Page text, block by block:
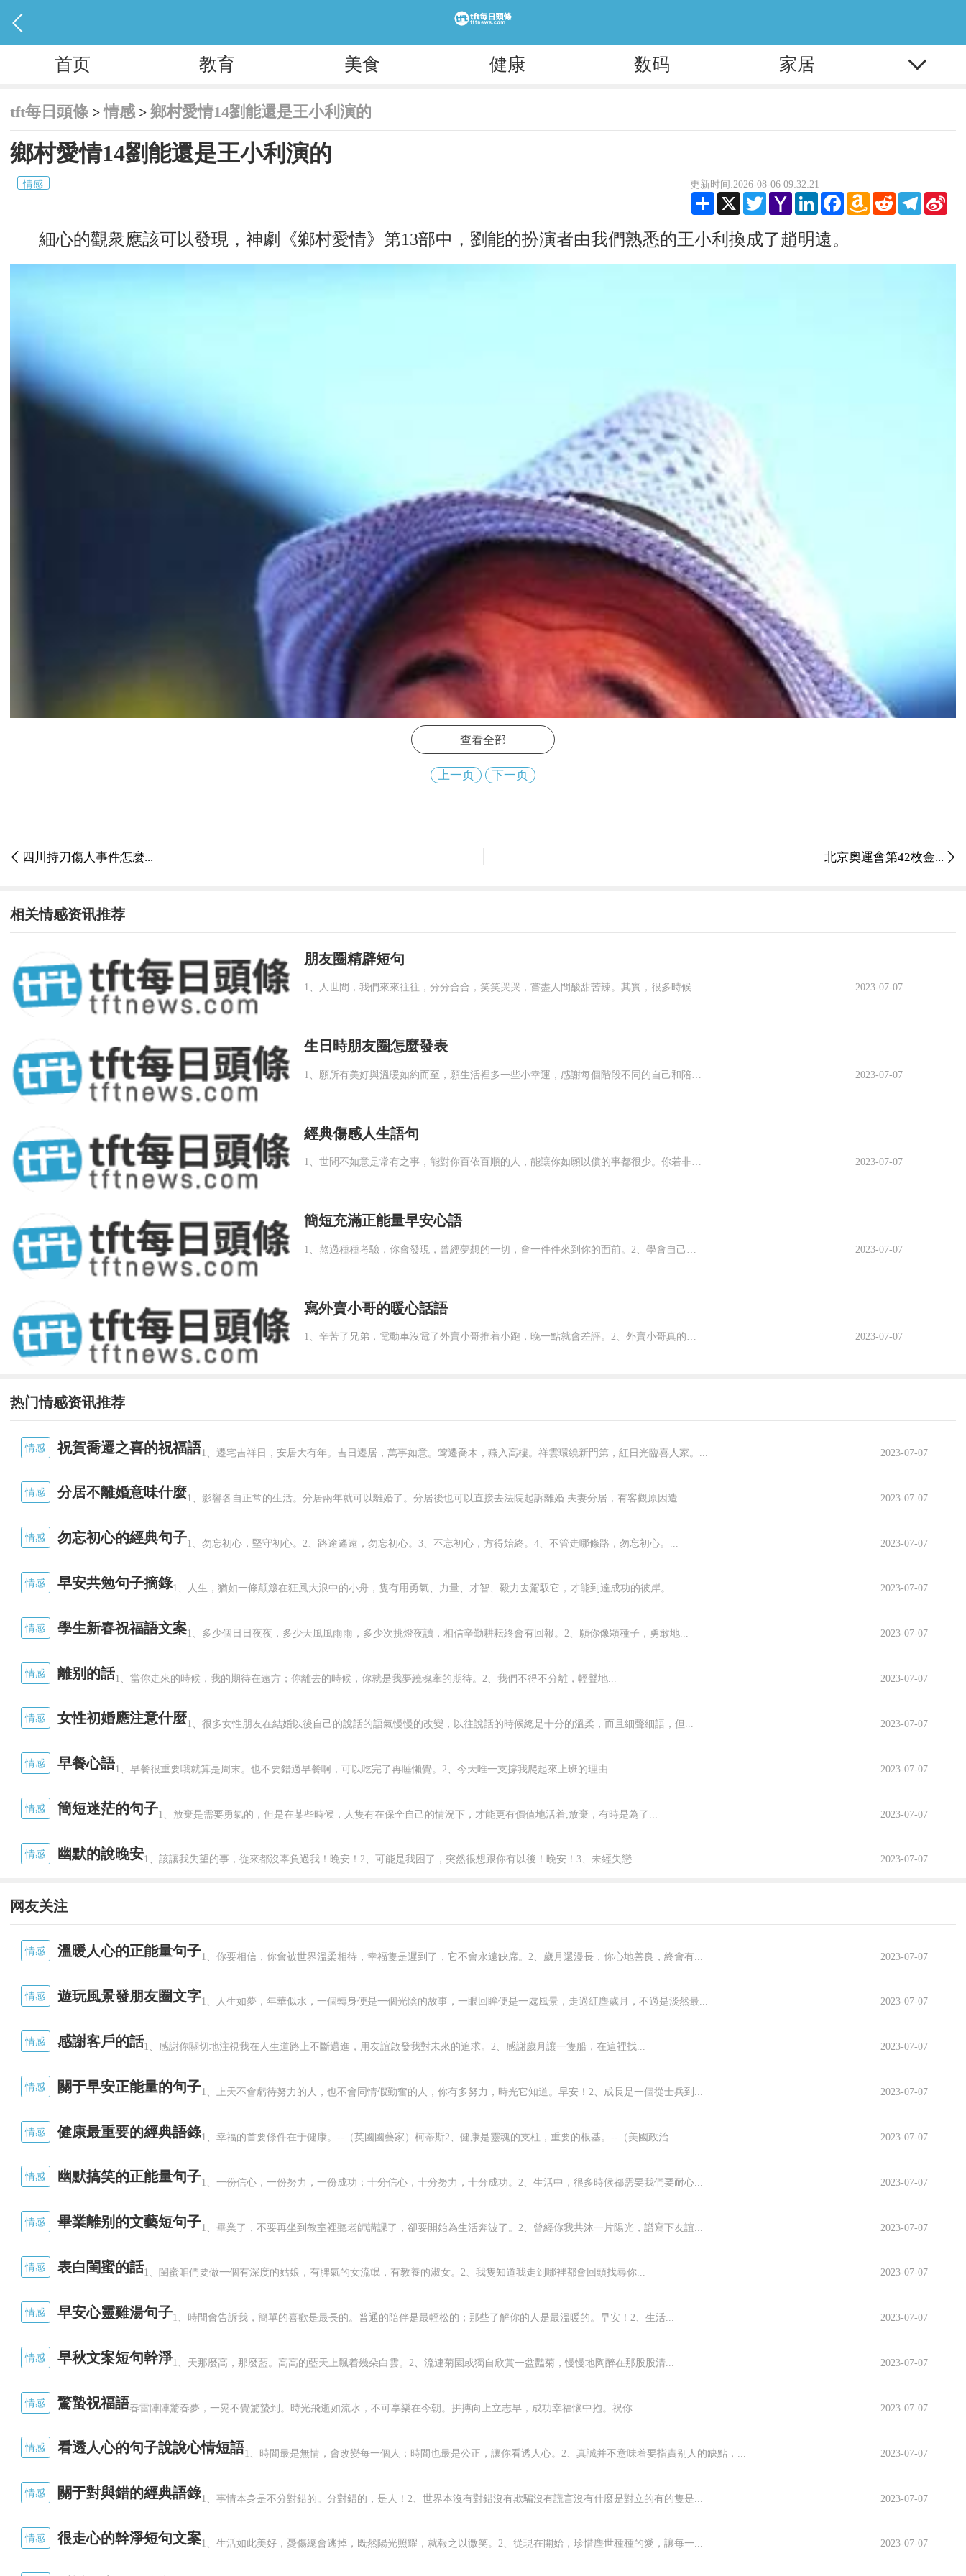

首页 教育 美食 健康 数码 家居
tft每日頭條 >情感 >鄉村愛情14劉能還是王小利演的
鄉村愛情14劉能還是王小利演的
情感
更新时间:2026-08-06 09:32:21
Share
X Twitter
Yahoo
Mail
LinkedInFacebookAmazon
Wish
Reddit Telegram
細心的觀衆應該可以發現，神劇《鄉村愛情》第13部中，劉能的扮演者由我們熟悉的王小利換成了趙明遠。
雖然人換了，但可能是怕觀衆看着不習慣，趙明遠在外型和表演方式上都在模仿王小利加上為了此次鄉村13很少給"劉
已經換人。
劉能、趙四、謝廣坤三人被稱為"鄉村三巨頭"，是鄉村愛情中的靈魂人物，三人在過去幾年中貢獻了不少經典鏡頭，不少
徒關系的好奇。是不是師徒之間出現了嫌隙，才讓趙本山将這麼重要的角色換人演。
查看全部
上一页 下一页
 四川持刀傷人事件怎麼... 
北京奧運會第42枚金...
相关情感资讯推荐
朋友圈精辟短句
1、人世間，我們來來往往，分分合合，笑笑哭哭，嘗盡人間酸甜苦辣。其實，很多時候，我們隻是在為他人而活... 2023-07-07
生日時朋友圈怎麼發表
2023-07-07
經典傷感人生語句
1、世間不如意是常有之事，能對你百依百順的人，能讓你如願以償的事都很少。你若非要計較，沒有一個人、一... 2023-07-07
簡短充滿正能量早安心語
2023-07-07
寫外賣小哥的暖心話語
2023-07-07
热门情感资讯推荐
情感 祝賀喬遷之喜的祝福語1、遷宅吉祥日，安居大有年。吉日遷居，萬事如意。莺遷喬木，燕入高樓。祥雲環繞新門第，紅日光臨喜人家。... 2023-07-07
情感 分居不離婚意味什麼1、影響各自正常的生活。分居兩年就可以離婚了。分居後也可以直接去法院起訴離婚.夫妻分居，有客觀原因造... 2023-07-07
情感 勿忘初心的經典句子1、勿忘初心，堅守初心。2、路途遙遠，勿忘初心。3、不忘初心，方得始終。4、不管走哪條路，勿忘初心。... 2023-07-07
情感 早安共勉句子摘錄1、人生，猶如一條颠簸在狂風大浪中的小舟，隻有用勇氣、力量、才智、毅力去駕馭它，才能到達成功的彼岸。... 2023-07-07
情感 學生新春祝福語文案1、多少個日日夜夜，多少天風風雨雨，多少次挑燈夜讀，相信辛勤耕耘終會有回報。2、願你像顆種子，勇敢地... 2023-07-07
情感 離别的話1、當你走來的時候，我的期待在遠方；你離去的時候，你就是我夢繞魂牽的期待。2、我們不得不分離，輕聲地... 2023-07-07
情感 女性初婚應注意什麼1、很多女性朋友在結婚以後自己的說話的語氣慢慢的改變，以往說話的時候總是十分的溫柔，而且細聲細語，但... 2023-07-07
情感 早餐心語1、早餐很重要哦就算是周末。也不要錯過早餐啊，可以吃完了再睡懶覺。2、今天唯一支撐我爬起來上班的理由... 2023-07-07
情感 簡短迷茫的句子1、放棄是需要勇氣的，但是在某些時候，人隻有在保全自己的情況下，才能更有價值地活着;放棄，有時是為了... 2023-07-07
情感 幽默的說晚安1、該讓我失望的事，從來都沒辜負過我！晚安！2、可能是我困了，突然很想跟你有以後！晚安！3、未經失戀... 2023-07-07
网友关注
情感 溫暖人心的正能量句子1、你要相信，你會被世界溫柔相待，幸福隻是遲到了，它不會永遠缺席。2、歲月還漫長，你心地善良，終會有... 2023-07-07
情感 遊玩風景發朋友圈文字1、人生如夢，年華似水，一個轉身便是一個光陰的故事，一眼回眸便是一處風景，走過紅塵歲月，不過是淡然最... 2023-07-07
情感 感謝客戶的話1、感謝你關切地注視我在人生道路上不斷邁進，用友誼啟發我對未來的追求。2、感謝歲月讓一隻船，在這裡找... 2023-07-07
情感 關于早安正能量的句子1、上天不會虧待努力的人，也不會同情假勤奮的人，你有多努力，時光它知道。早安！2、成長是一個從士兵到... 2023-07-07
情感 健康最重要的經典語錄1、幸福的首要條件在于健康。--（英國國藝家）柯蒂斯2、健康是靈魂的支柱，重要的根基。--（美國政治... 2023-07-07
情感 幽默搞笑的正能量句子1、一份信心，一份努力，一份成功；十分信心，十分努力，十分成功。2、生活中，很多時候都需要我們要耐心... 2023-07-07
情感 畢業離别的文藝短句子1、畢業了，不要再坐到教室裡聽老師講課了，卻要開始為生活奔波了。2、曾經你我共沐一片陽光，譜寫下友誼... 2023-07-07
情感 表白閨蜜的話1、閨蜜咱們要做一個有深度的姑娘，有脾氣的女流氓，有教養的淑女。2、我隻知道我走到哪裡都會回頭找尋你... 2023-07-07
情感 早安心靈雞湯句子1、時間會告訴我，簡單的喜歡是最長的。普通的陪伴是最輕松的；那些了解你的人是最溫暖的。早安！2、生活... 2023-07-07
情感 早秋文案短句幹淨1、天那麼高，那麼藍。高高的藍天上飄着幾朵白雲。2、流連菊園或獨自欣賞一盆豔菊，慢慢地陶醉在那股股清... 2023-07-07
情感 驚蟄祝福語春雷陣陣驚春夢，一晃不覺驚蟄到。時光飛逝如流水，不可享樂在今朝。拼搏向上立志早，成功幸福懷中抱。祝你... 2023-07-07
情感 看透人心的句子說說心情短語1、時間最是無情，會改變每一個人；時間也最是公正，讓你看透人心。2、真誠并不意味着要指責别人的缺點，... 2023-07-07
情感 關于對與錯的經典語錄1、事情本身是不分對錯的。分對錯的，是人！2、世界本沒有對錯沒有欺騙沒有謊言沒有什麼是對立的有的隻是... 2023-07-07
情感 很走心的幹淨短句文案1、生活如此美好，憂傷總會逃掉，既然陽光照耀，就報之以微笑。2、從現在開始，珍惜塵世種種的愛，讓每一... 2023-07-07